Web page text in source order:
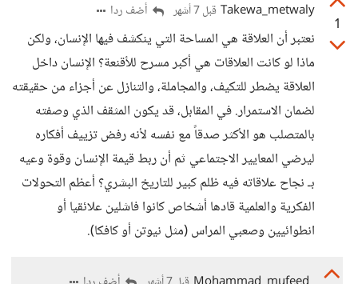
1
Takewa_metwaly قبل 7 أشهر أضف ردا
نعتبر أن العلاقة هي المساحة التي ينكشف فيها الإنسان، ولكن
ماذا لو كانت العلاقات هي أكبر مسرح للأقنعة؟ الإنسان داخل
العلاقة يضطر للتكيف، والمجاملة، والتنازل عن أجزاء من حقيقته
لضمان الاستمرار. في المقابل، قد يكون المثقف الذي وصفته
بالمتصلب هو الأكثر صدقاً مع نفسه لأنه رفض تزييف أفكاره
ليرضي المعايير الاجتماعي ثم أن ربط قيمة الإنسان وقوة وعيه
بـ نجاح علاقاته فيه ظلم كبير للتاريخ البشري؟ أعظم التحولات
الفكرية والعلمية قادها أشخاص كانوا فاشلين علائقيا أو
انطوائيين وصعبي المراس (مثل نيوتن أو كافكا).